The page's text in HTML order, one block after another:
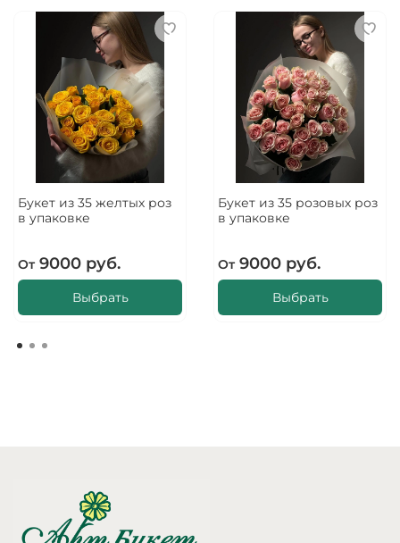
Букет из 35 желтых роз
в упаковке
От 9000 руб.
Выбрать
Букет из 35 розовых роз
в упаковке
От 9000 руб.
Выбрать